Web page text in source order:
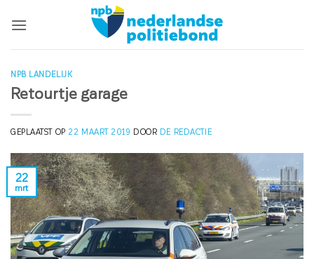
naar
NPB LANDELIJK
Retourtje garage
GEPLAATST OP 22 MAART 2019 DOOR DE REDACTIE
22
mrt